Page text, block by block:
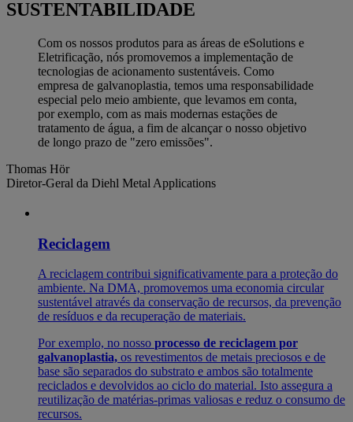
SUSTENTABILIDADE
Com os nossos produtos para as áreas de eSolutions e
Eletrificação, nós promovemos a implementação de
tecnologias de acionamento sustentáveis. Como
empresa de galvanoplastia, temos uma responsabilidade
especial pelo meio ambiente, que levamos em conta,
por exemplo, com as mais modernas estações de
tratamento de água, a fim de alcançar o nosso objetivo
de longo prazo de "zero emissões".
Thomas Hör
Diretor-Geral da Diehl Metal Applications
Reciclagem
A reciclagem contribui significativamente para a proteção do
ambiente. Na DMA, promovemos uma economia circular
sustentável através da conservação de recursos, da prevenção
de resíduos e da recuperação de materiais.
Por exemplo, no nosso processo de reciclagem por
galvanoplastia, os revestimentos de metais preciosos e de
base são separados do substrato e ambos são totalmente
reciclados e devolvidos ao ciclo do material. Isto assegura a
reutilização de matérias-primas valiosas e reduz o consumo de
recursos.